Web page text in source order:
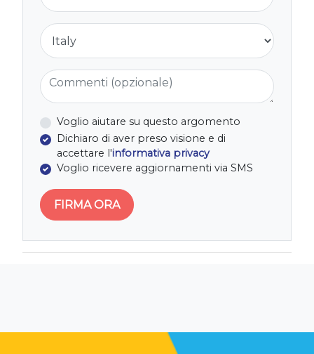
Nazione
Commenti (opzionale)
Voglio aiutare su questo argomento
Dichiaro di aver preso visione e di
accettare l'informativa privacy
Voglio ricevere aggiornamenti via SMS